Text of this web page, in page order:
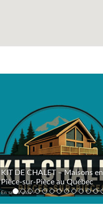
KIT DE CHALET – Maisons en
Pièce-sur-Pièce au Québec
En savoir plus >